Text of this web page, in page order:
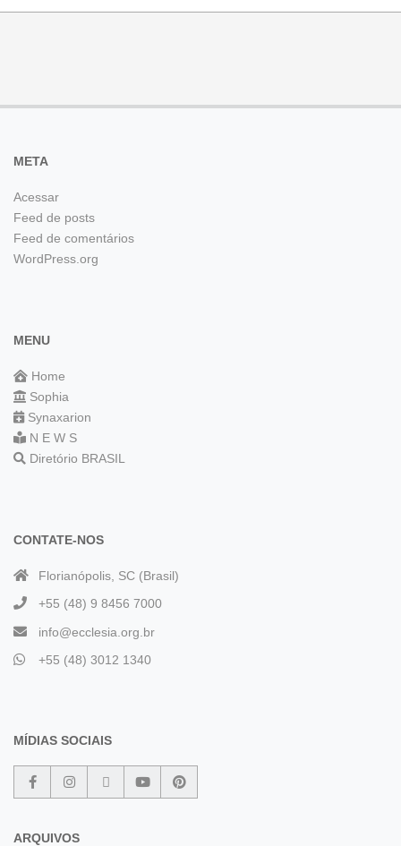
META
Acessar
Feed de posts
Feed de comentários
WordPress.org
MENU
Home
Sophia
Synaxarion
N E W S
Diretório BRASIL
CONTATE-NOS
Florianópolis, SC (Brasil)
+55 (48) 9 8456 7000
info@ecclesia.org.br
+55 (48) 3012 1340
MÍDIAS SOCIAIS
ARQUIVOS